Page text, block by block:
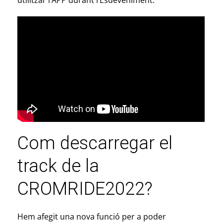
Com descarregar el
track de la
CROMRIDE2022?
Hem afegit una nova funció per a poder